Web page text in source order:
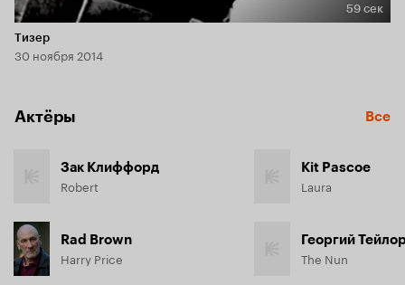
Длительность 59 сек
59 сек
Тизер
30 ноября 2014
Актёры Все
Зак Клиффорд
Robert
Rad Brown
Harry Price
Kit Pascoe
Laura
Георгий
The Nun